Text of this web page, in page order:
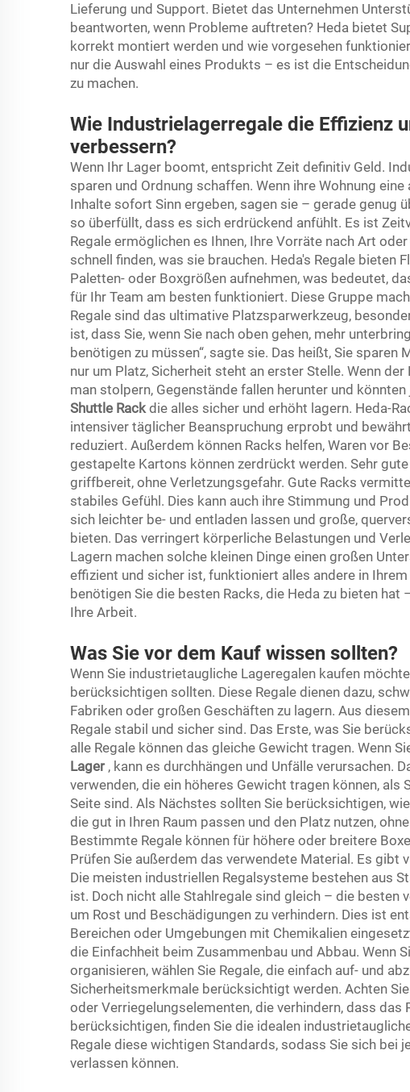
Lieferung und Support. Bietet das Unternehmen
beantworten, wenn Probleme auftreten? Heda bietet
korrekt montiert werden und wie vorgesehen
nur die Auswahl eines Produkts – es ist die
zu machen.
Wie Industrielagerregale die Effizienz
verbessern?
Wenn Ihr Lager boomt, entspricht Zeit definitiv Geld.
sparen und Ordnung schaffen. Wenn ihre Wohnung
Inhalte sofort Sinn ergeben, sagen sie – gerade genug
so überfüllt, dass es sich erdrückend anfühlt. Es ist
Regale ermöglichen es Ihnen, Ihre Vorräte nach Art
schnell finden, was sie brauchen. Heda's Regale bieten
Paletten- oder Boxgrößen aufnehmen, was bedeutet,
für Ihr Team am besten funktioniert. Diese Gruppe
Regale sind das ultimative Platzsparwerkzeug,
ist, dass Sie, wenn Sie nach oben gehen, mehr
benötigen zu müssen“, sagte sie. Das heißt, Sie
nur um Platz, Sicherheit steht an erster Stelle. Wenn
man stolpern, Gegenstände fallen herunter und
Shuttle Rackdie alles sicher und erhöht lagern. Heda-
intensiver täglicher Beanspruchung erprobt und
reduziert. Außerdem können Racks helfen, Waren vor
gestapelte Kartons können zerdrückt werden. Sehr
griffbereit, ohne Verletzungsgefahr. Gute Racks
stabiles Gefühl. Dies kann auch ihre Stimmung und
sich leichter be- und entladen lassen und große,
bieten. Das verringert körperliche Belastungen und
Lagern machen solche kleinen Dinge einen großen
effizient und sicher ist, funktioniert alles andere in
benötigen Sie die besten Racks, die Heda zu bieten hat
Ihre Arbeit.
Was Sie vor dem Kauf wissen sollten?
Wenn Sie industrietaugliche Lageregalen kaufen
berücksichtigen sollten. Diese Regale dienen dazu,
Fabriken oder großen Geschäften zu lagern. Aus
Regale stabil und sicher sind. Das Erste, was Sie
alle Regale können das gleiche Gewicht tragen. Wenn
Lager , kann es durchhängen und Unfälle verursachen.
verwenden, die ein höheres Gewicht tragen können, als
Seite sind. Als Nächstes sollten Sie berücksichtigen,
die gut in Ihren Raum passen und den Platz nutzen,
Bestimmte Regale können für höhere oder breitere
Prüfen Sie außerdem das verwendete Material. Es gibt
Die meisten industriellen Regalsysteme bestehen aus
ist. Doch nicht alle Stahlregale sind gleich – die besten
um Rost und Beschädigungen zu verhindern. Dies ist
Bereichen oder Umgebungen mit Chemikalien
die Einfachheit beim Zusammenbau und Abbau. Wenn
organisieren, wählen Sie Regale, die einfach auf- und
Sicherheitsmerkmale berücksichtigt werden. Achten
oder Verriegelungselementen, die verhindern, dass das
berücksichtigen, finden Sie die idealen
Regale diese wichtigen Standards, sodass Sie sich bei
verlassen können.